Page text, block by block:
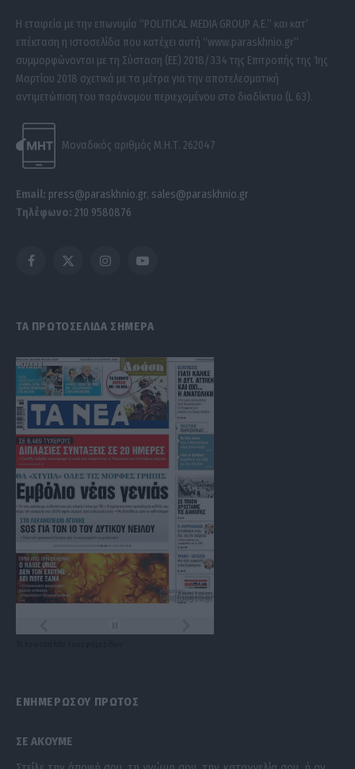
Η εταιρεία με την επωνυμία “POLITICAL MEDIA GROUP A.E.” και κατ’
επέκταση η ιστοσελίδα που κατέχει αυτή “www.paraskhnio.gr”
συμμορφώνονται με τη Σύσταση (ΕΕ) 2018/334 της Επιτροπής της 1ης
Μαρτίου 2018 σχετικά με τα μέτρα για την αποτελεσματική
αντιμετώπιση του παράνομου περιεχομένου στο διαδίκτυο (L 63).
Μοναδικός αριθμός Μ.Η.Τ. 262047
Email: press@paraskhnio.gr, sales@paraskhnio.gr
Τηλέφωνο: 210 9580876
Facebook
X
InstagramYouTube
ΤΑ ΠΡΩΤΟΣΕΛΙΔΑ ΣΗΜΕΡΑ
ΕΝΗΜΕΡΩΣΟΥ ΠΡΩΤΟΣ
ΣΕ ΑΚΟΥΜΕ